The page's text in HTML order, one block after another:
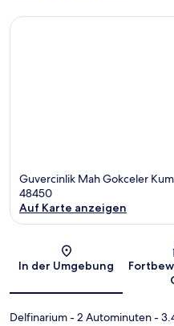
Guvercinlik Mah Gokceler
48450
Auf Karte anzeigen
In der Umgebung
Delfinarium- 2 Autominuten-